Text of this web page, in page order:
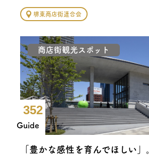
堺東商店街連合会
商店街観光スポット
Guide
352
「豊かな感性を育んでほしい